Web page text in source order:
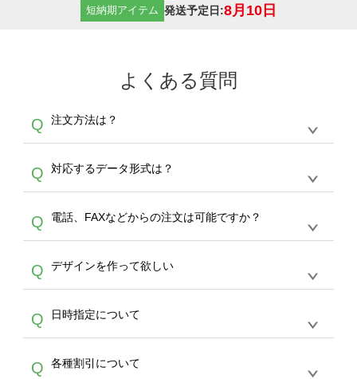
短納期アイテム 発送予定日:8月10日
よくある質問
Q 注文方法は？
A
生産にて承っております。デザインツールから
デザインの作成から決済まで完了できます。
30枚以上やシルク印刷など、大口注文の場合
は、サポートが担当するエコバッグコンシェル
やタンブラーコンシェルをご利用ください。製
作する数量が多ければ多いほど、オンデマンド
サービスよりも低価格で製作することが可能で
す。
Q 対応するデータ形式は？
A
ドできるデータ形式は、JPG / PNG / AI / PSD /
PDF 形式になります。データの最大サイズ
写真などもアップロード可能です。使用できな
い画像はエラーになります。（※ Illustratorか
らの直接入稿には対応していません。AIで保存
し、デザインツールからアップロードして下さ
い）
Q 電話、FAXなどからの注文は可能ですか？
A
文のみ受け付けております。30個以上のご製
作をお考えの方は、サポートが担当するエコバ
スをご利用頂ければ、電話やFAX、メールなど
でご注文が可能です。
Q デザインを作って欲しい
A
を作って欲しい。などの場合は、製作数量が
30個以上であれば、サポート担当が、デザイ
バッグコンシェル
サー
Q 日時指定について
A
ん。発送後18時以降に配送業者・伝票番号を
Q 各種割引について